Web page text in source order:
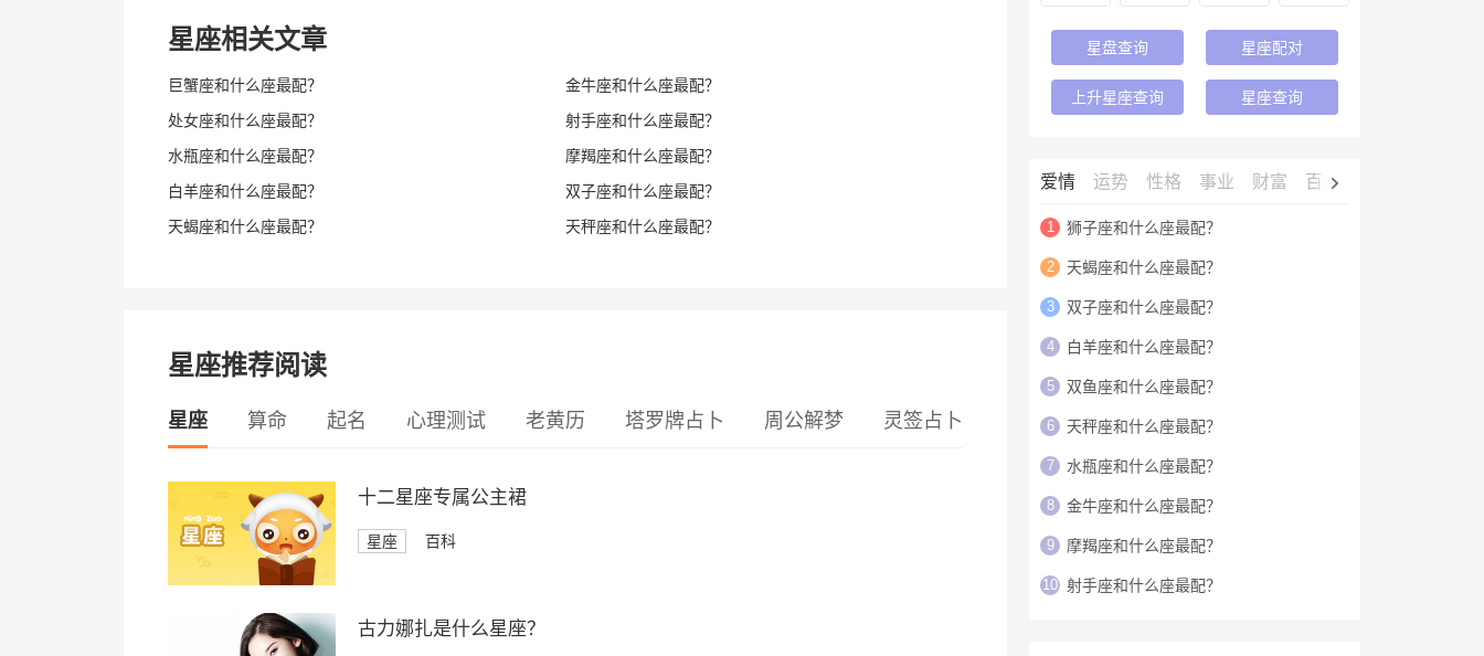
星座相关文章
巨蟹座和什么座最配？
金牛座和什么座最配？
处女座和什么座最配？
射手座和什么座最配？
水瓶座和什么座最配？
摩羯座和什么座最配？
白羊座和什么座最配？
双子座和什么座最配？
天蝎座和什么座最配？
天秤座和什么座最配？
星座推荐阅读
星座 算命 起名 心理测试 老黄历 塔罗牌占卜 周公解梦 灵签占卜
十二星座专属公主裙
星座 百科
古力娜扎是什么星座？
星盘查询 星座配对
上升星座查询 星座查询
爱情 运势 性格 事业 财富 百科
1 狮子座和什么座最配？
2 天蝎座和什么座最配？
3 双子座和什么座最配？
4 白羊座和什么座最配？
5 双鱼座和什么座最配？
6 天秤座和什么座最配？
7 水瓶座和什么座最配？
8 金牛座和什么座最配？
9 摩羯座和什么座最配？
10 射手座和什么座最配？